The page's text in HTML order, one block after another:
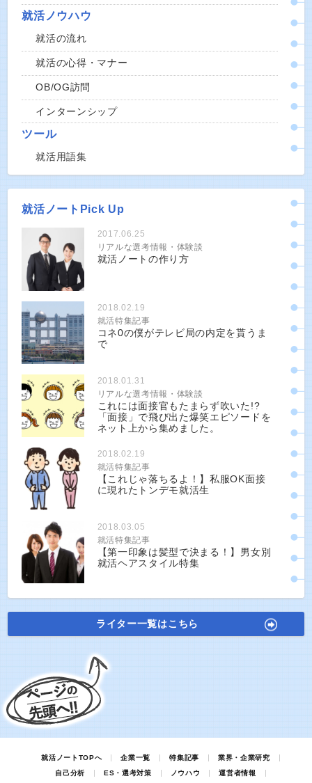
就活ノウハウ
就活の流れ
就活の心得・マナー
OB/OG訪問
インターンシップ
ツール
就活用語集
就活ノートPick Up
2017.06.25
リアルな選考情報・体験談
就活ノートの作り方
2018.02.19
就活特集記事
コネ0の僕がテレビ局の内定を貰うま
で
2018.01.31
リアルな選考情報・体験談
これには面接官もたまらず吹いた!?
「面接」で飛び出た爆笑エピソードを
ネット上から集めました。
2018.02.19
就活特集記事
【これじゃ落ちるよ！】私服OK面接
に現れたトンデモ就活生
2018.03.05
就活特集記事
【第一印象は髪型で決まる！】男女別
就活ヘアスタイル特集
ライター一覧はこちら
就活ノートTOPへ 企業一覧 特集記事
業界・企業研究
自己分析
ES・選考対策 ノウハウ
運営者情報